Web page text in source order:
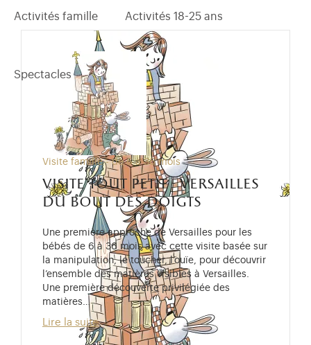
Activités famille Activités 18-25 ans
Spectacles
Visite famille - de 6 à 36 mois
visite tout petit - versailles
du bout des doigts
Une première approche de Versailles pour les
bébés de 6 à 36 mois avec cette visite basée sur
la manipulation, le toucher, l’ouïe, pour découvrir
l’ensemble des matières visibles à Versailles.
Une première découverte privilégiée des
matières…
Lire la suite